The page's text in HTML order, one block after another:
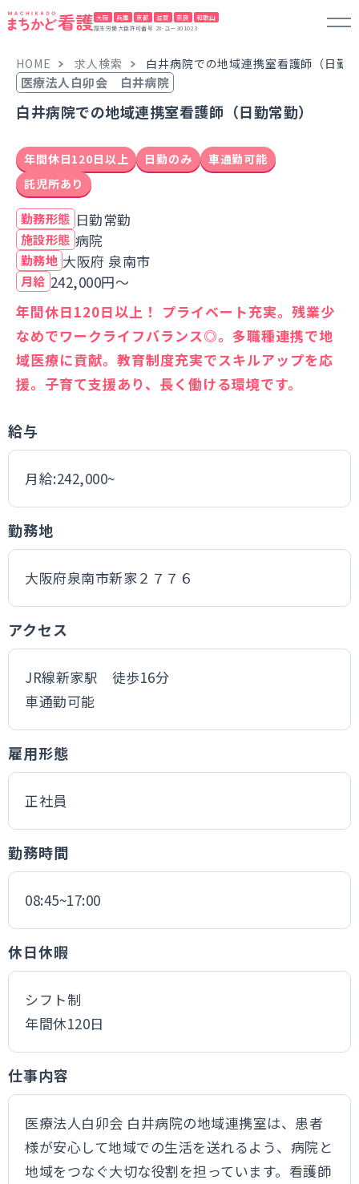
大阪 兵庫 京都 滋賀 奈良 和歌山
厚生労働大臣許可番号 28-ユー301023
HOME 求人検索 白井病院での地域連携室看護師（日勤
医療法人白卯会 白井病院
白井病院での地域連携室看護師（日勤常勤）
年間休日120日以上 日勤のみ
車通勤可能
託児所あり
勤務形態 日勤常勤
施設形態 病院
勤務地 大阪府 泉南市
月給 242,000円～
年間休日120日以上！ プライベート充実。残業少
なめでワークライフバランス◎。多職種連携で地
域医療に貢献。教育制度充実でスキルアップを応
援。子育て支援あり、長く働ける環境です。
給与
月給:242,000~
勤務地
大阪府泉南市新家２７７６
アクセス
JR線新家駅 徒歩16分
車通勤可能
雇用形態
正社員
勤務時間
08:45~17:00
休日休暇
シフト制
年間休120日
仕事内容
医療法人白卯会 白井病院の地域連携室は、患者
様が安心して地域での生活を送れるよう、病院と
地域をつなぐ大切な役割を担っています。看護師